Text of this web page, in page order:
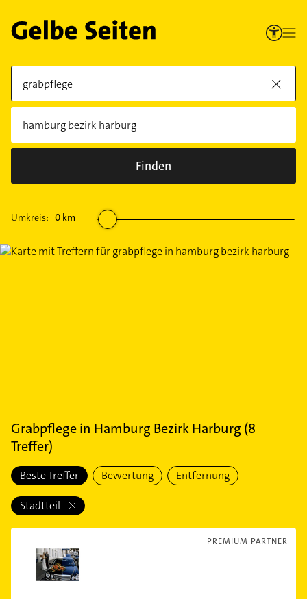
Finden
Umkreis: 0 km
Grabpflegein Hamburg Bezirk Harburg (8
Treffer)
Beste Treffer Bewertung Entfernung
Stadtteil
PREMIUM PARTNER